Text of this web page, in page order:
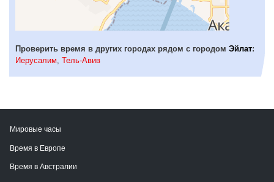
Проверить время в других городах рядом с городом Эйлат:
Иерусалим Тель-Авив
Мировые часы
Время в Европе
Время в Австралии